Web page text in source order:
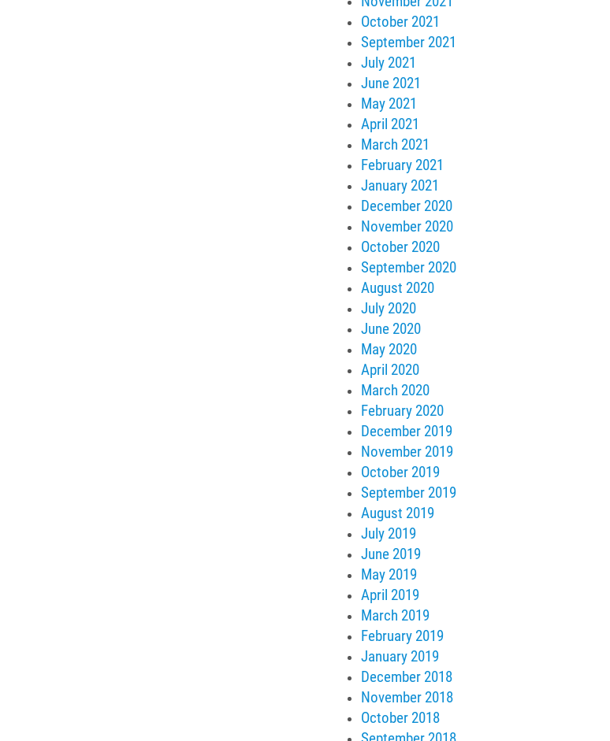
October 2021
September 2021
July 2021
June 2021
May 2021
April 2021
March 2021
February 2021
January 2021
December 2020
November 2020
October 2020
September 2020
August 2020
July 2020
June 2020
May 2020
April 2020
March 2020
February 2020
December 2019
November 2019
October 2019
September 2019
August 2019
July 2019
June 2019
May 2019
April 2019
March 2019
February 2019
January 2019
December 2018
November 2018
October 2018